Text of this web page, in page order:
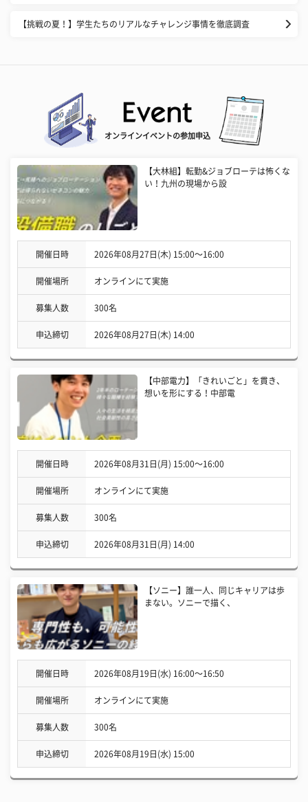
【挑戦の夏！】学生たちのリアルなチャレンジ事情を徹底調査
オンラインイベントの参加申込
【大林組】転勤&ジョブローテは怖くな
い！九州の現場から設
開催日時 2026年08月27日(木) 15:00〜16:00
開催場所 オンラインにて実施
募集人数 300名
申込締切 2026年08月27日(木) 14:00
【中部電力】「きれいごと」を貫き、
想いを形にする！中部電
開催日時 2026年08月31日(月) 15:00〜16:00
開催場所 オンラインにて実施
募集人数 300名
申込締切 2026年08月31日(月) 14:00
【ソニー】誰一人、同じキャリアは歩
まない。ソニーで描く、
開催日時 2026年08月19日(水) 16:00〜16:50
開催場所 オンラインにて実施
募集人数 300名
申込締切 2026年08月19日(水) 15:00